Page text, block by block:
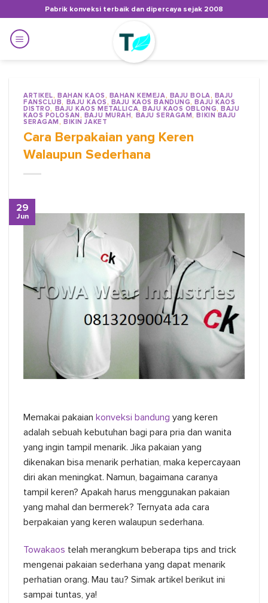
to
content
Pabrik konveksi terbaik dan dipercaya sejak 2008
ARTIKEL,BAHAN KAOS, BAHAN KEMEJA, BAJU BOLA, BAJU
FANSCLUB, BAJU KAOS, BAJU KAOS BANDUNG,BAJU KAOS
DISTRO, BAJU KAOS METALLICA,BAJU KAOS OBLONG,BAJU
KAOS POLOSAN, BAJU MURAH, BAJU SERAGAM,BIKIN BAJU
SERAGAM,BIKIN JAKET
Cara Berpakaian yang Keren
Walaupun Sederhana
29
Jun
Memakai pakaian konveksi bandung yang keren
adalah sebuah kebutuhan bagi para pria dan wanita
yang ingin tampil menarik. Jika pakaian yang
dikenakan bisa menarik perhatian, maka kepercayaan
diri akan meningkat. Namun, bagaimana caranya
tampil keren? Apakah harus menggunakan pakaian
yang mahal dan bermerek? Ternyata ada cara
berpakaian yang keren walaupun sederhana.
Towakaos telah merangkum beberapa tips and trick
mengenai pakaian sederhana yang dapat menarik
perhatian orang. Mau tau? Simak artikel berikut ini
sampai tuntas, ya!